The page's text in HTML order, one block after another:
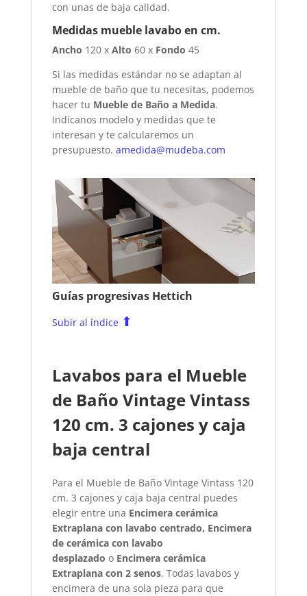
con unas de baja calidad.
Medidas mueble lavabo en cm.
Ancho 120 x Alto 60 x Fondo 45
Si las medidas estándar no se adaptan al
mueble de baño que tu necesitas, podemos
hacer tu Mueble de Baño a Medida.
Indícanos modelo y medidas que te
interesan y te calcularemos un
presupuesto. amedida@mudeba.com
Guías progresivas Hettich
Subir al índice ⬆
Lavabos para el Mueble
de Baño Vintage Vintass
120 cm. 3 cajones y caja
baja central
Para el Mueble de Baño Vintage Vintass 120
cm. 3 cajones y caja baja central puedes
elegir entre una Encimera cerámica
Extraplana con lavabo centrado, Encimera
de cerámica con lavabo
desplazado o Encimera cerámica
Extraplana con 2 senos. Todas lavabos y
encimera de una sola pieza para que